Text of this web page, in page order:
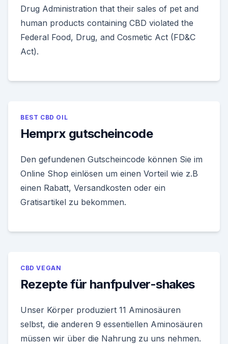
Drug Administration that their sales of pet and
human products containing CBD violated the
Federal Food, Drug, and Cosmetic Act (FD&C
Act).
BEST CBD OIL
Hemprx gutscheincode
Den gefundenen Gutscheincode können Sie im
Online Shop einlösen um einen Vorteil wie z.B
einen Rabatt, Versandkosten oder ein
Gratisartikel zu bekommen.
CBD VEGAN
Rezepte für hanfpulver-shakes
Unser Körper produziert 11 Aminosäuren
selbst, die anderen 9 essentiellen Aminosäuren
müssen wir über die Nahrung zu uns nehmen.